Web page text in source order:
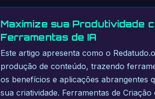
Maximize sua Produtividade
Ferramentas de IA
Este artigo apresenta como o
produção de conteúdo, trazendo
os benefícios e aplicações abrangentes
sua criatividade. Ferramentas de